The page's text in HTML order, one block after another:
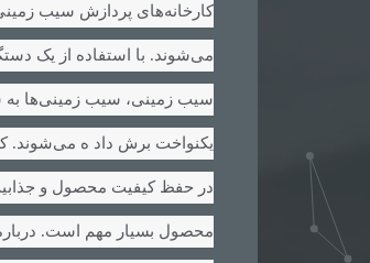
کارخانه‌های پردازش سیب
می‌شوند. با استفاده از یک
سیب زمینی، سیب زمینی‌ها
یکنواخت برش داد ه می‌شوند.
در حفظ کیفیت محصول و
محصول بسیار مهم است.